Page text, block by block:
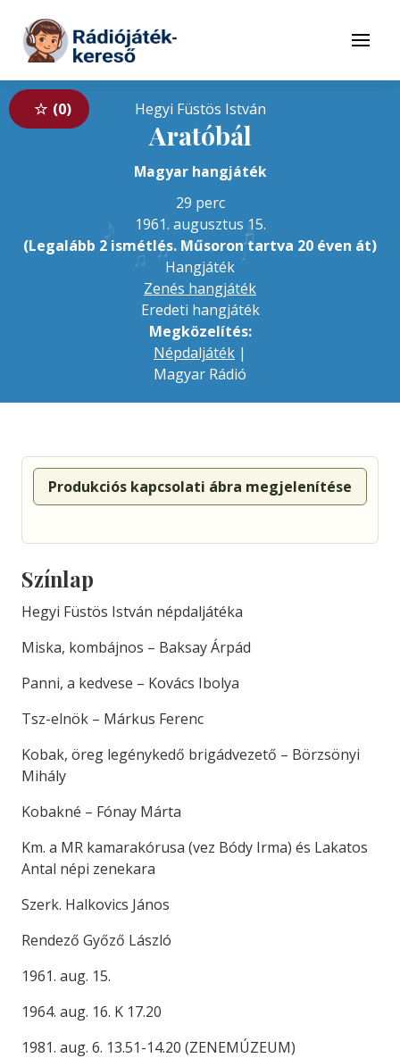
Tovább a tartalomhoz
Menü
0
♪
♫ ♬
♪
♩
♫
♪
♬
Hegyi Füstös István
Aratóbál
Magyar hangjáték
29 perc
1961. augusztus 15.
(Legalább 2 ismétlés. Műsoron tartva 20 éven át)
Hangjáték
Zenés hangjáték
Eredeti hangjáték
Megközelítés:
Népdaljáték |
Magyar Rádió
Produkciós kapcsolati ábra megjelenítése
Színlap
Hegyi Füstös István népdaljátéka
Miska, kombájnos – Baksay Árpád
Panni, a kedvese – Kovács Ibolya
Tsz-elnök – Márkus Ferenc
Kobak, öreg legénykedő brigádvezető – Börzsönyi
Mihály
Kobakné – Fónay Márta
Km. a MR kamarakórusa (vez Bódy Irma) és Lakatos
Antal népi zenekara
Szerk. Halkovics János
Rendező Győző László
1961. aug. 15.
1964. aug. 16. K 17.20
1981. aug. 6. 13.51-14.20 (ZENEMÚZEUM)